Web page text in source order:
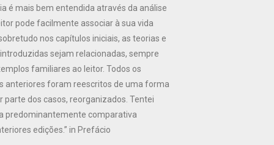
é mais bem entendida através da análise
pode facilmente associar à sua vida
nos capítulos iniciais, as teorias e
sejam relacionadas, sempre
familiares ao leitor. Todos os
anteriores foram reescritos de uma forma
parte dos casos, reorganizados. Tentei
predominantemente comparativa
edições.” in Prefácio